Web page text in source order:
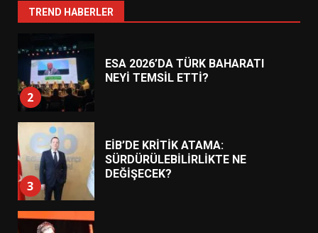
TREND HABERLER
1
2
ESA 2026’DA TÜRK BAHARATI
NEYİ TEMSİL ETTİ?
3
EİB’DE KRİTİK ATAMA:
SÜRDÜRÜLEBİLİRLİKTE NE
DEĞİŞECEK?